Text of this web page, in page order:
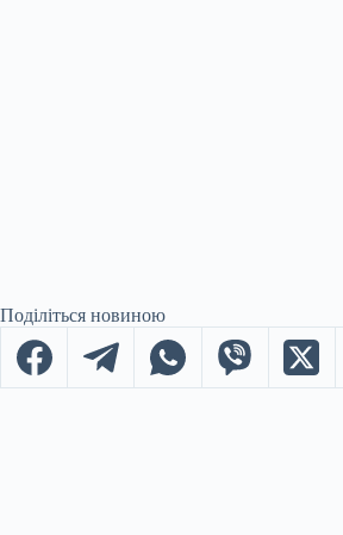
Поділіться новиною